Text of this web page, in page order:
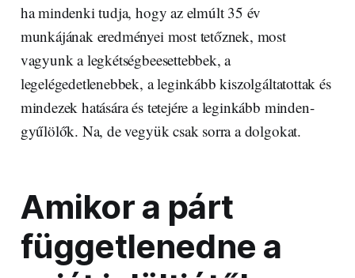
ha mindenki tudja, hogy az elmúlt 35 év
munkájának eredményei most tetőznek, most
vagyunk a legkétségbeesettebbek, a
legelégedetlenebbek, a leginkább kiszolgáltatottak és
mindezek hatására és tetejére a leginkább minden-
gyűlölők. Na, de vegyük csak sorra a dolgokat.
Amikor a párt
függetlenedne a